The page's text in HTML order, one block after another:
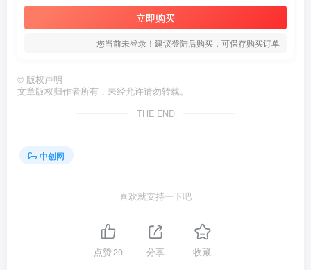
立即购买
您当前未登录！建议登陆后购买，可保存购买订单
© 版权声明
文章版权归作者所有，未经允许请勿转载。
THE END
中创网
喜欢就支持一下吧
点赞20 分享 收藏